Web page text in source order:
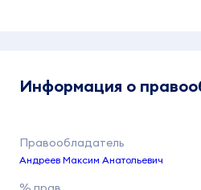
Информация о
Андреев Максим Анатольевич